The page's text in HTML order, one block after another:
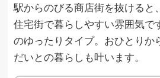
駅からのびる商店街を抜けると
住宅街で暮らしやすい雰囲気で
のゆったりタイプ。おひとりか
だいとの暮らしも叶います。